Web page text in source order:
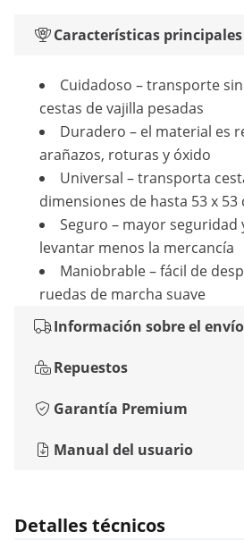
Características principales
Cuidadoso – transporte
cestas de vajilla pesadas
Duradero – el material es
arañazos, roturas y óxido
Universal – transporta
dimensiones de hasta 53 x 53
Seguro – mayor seguridad
levantar menos la mercancía
Maniobrable – fácil de
ruedas de marcha suave
Información sobre el envío
Repuestos
Garantía Premium
Manual del usuario
Detalles técnicos